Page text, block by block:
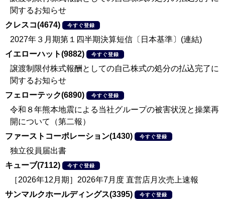
関するお知らせ
クレスコ(4674)
今すぐ登録
2027年３月期第１四半期決算短信〔日本基準〕(連結)
イエローハット(9882)
今すぐ登録
譲渡制限付株式報酬としての自己株式の処分の払込完了に
関するお知らせ
フェローテック(6890)
今すぐ登録
令和８年熊本地震による当社グループの被害状況と操業再
開について（第二報）
ファーストコーポレーション(1430)
今すぐ登録
独立役員届出書
キューブ(7112)
今すぐ登録
［2026年12月期］2026年7月度 直営店月次売上速報
サンマルクホールディングス(3395)
今すぐ登録